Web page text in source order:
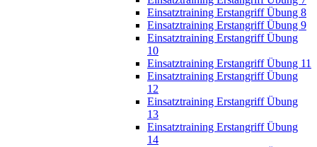
Einsatztraining Erstangriff Übung 8
Einsatztraining Erstangriff Übung 9
Einsatztraining Erstangriff Übung
10
Einsatztraining Erstangriff Übung 11
Einsatztraining Erstangriff Übung
12
Einsatztraining Erstangriff Übung
13
Einsatztraining Erstangriff Übung
14